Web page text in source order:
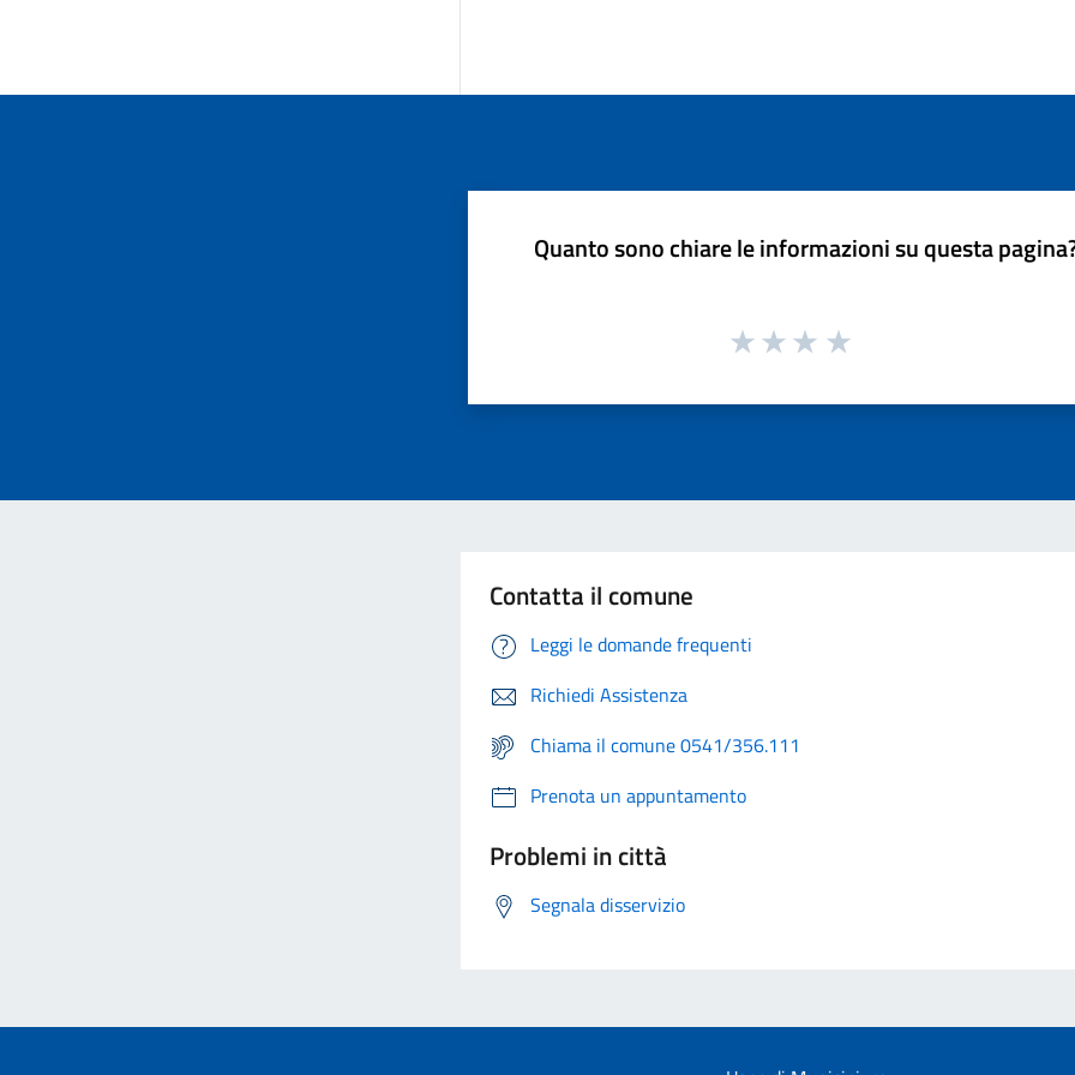
Quanto sono chiare le informazioni su questa
Contatta il comune
Leggi le domande frequenti
Richiedi Assistenza
Chiama il comune 0541/356.111
Prenota un appuntamento
Problemi in città
Segnala disservizio